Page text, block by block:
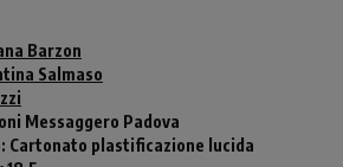
Barzon
Salmaso
Messaggero Padova
Cartonato plastificazione lucida